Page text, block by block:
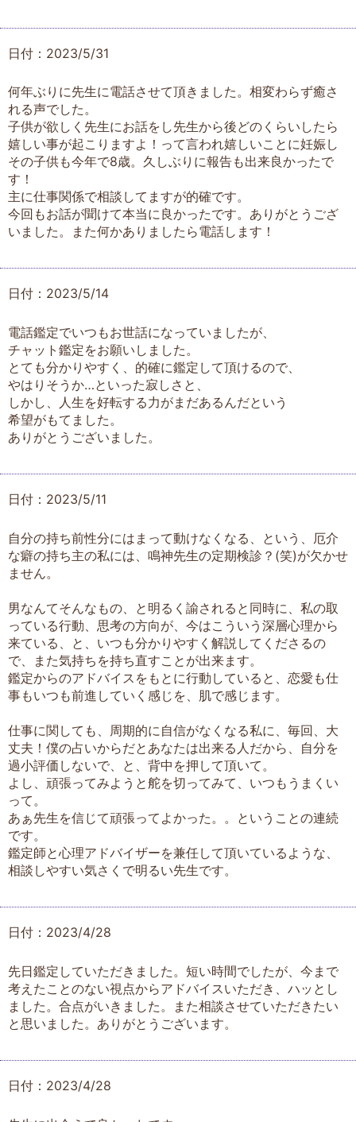
日付：2023/5/31
何年ぶりに先生に電話させて頂きました。相変わらず癒さ
れる声でした。
子供が欲しく先生にお話をし先生から後どのくらいしたら
嬉しい事が起こりますよ！って言われ嬉しいことに妊娠し
その子供も今年で8歳。久しぶりに報告も出来良かったで
す！
主に仕事関係で相談してますが的確です。
今回もお話が聞けて本当に良かったです。ありがとうござ
いました。また何かありましたら電話します！
日付：2023/5/14
電話鑑定でいつもお世話になっていましたが、
チャット鑑定をお願いしました。
とても分かりやすく、的確に鑑定して頂けるので、
やはりそうか…といった寂しさと、
しかし、人生を好転する力がまだあるんだという
希望がもてました。
ありがとうございました。
日付：2023/5/11
自分の持ち前性分にはまって動けなくなる、という、厄介
な癖の持ち主の私には、鳴神先生の定期検診？(笑)が欠かせ
ません。
男なんてそんなもの、と明るく諭されると同時に、私の取
っている行動、思考の方向が、今はこういう深層心理から
来ている、と、いつも分かりやすく解説してくださるの
で、また気持ちを持ち直すことが出来ます。
鑑定からのアドバイスをもとに行動していると、恋愛も仕
事もいつも前進していく感じを、肌で感じます。
仕事に関しても、周期的に自信がなくなる私に、毎回、大
丈夫！僕の占いからだとあなたは出来る人だから、自分を
過小評価しないで、と、背中を押して頂いて。
よし、頑張ってみようと舵を切ってみて、いつもうまくい
って。
あぁ先生を信じて頑張ってよかった。。ということの連続
です。
鑑定師と心理アドバイザーを兼任して頂いているような、
相談しやすい気さくで明るい先生です。
日付：2023/4/28
先日鑑定していただきました。短い時間でしたが、今まで
考えたことのない視点からアドバイスいただき、ハッとし
ました。合点がいきました。また相談させていただきたい
と思いました。ありがとうございます。
日付：2023/4/28